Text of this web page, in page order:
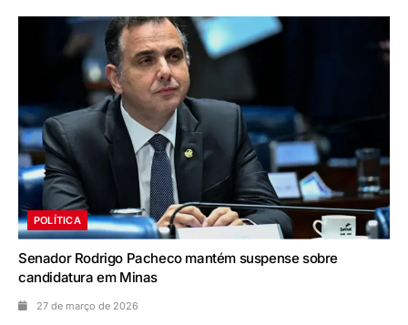
POLÍTICA
Senador Rodrigo Pacheco mantém suspense sobre
candidatura em Minas
27 de março de 2026